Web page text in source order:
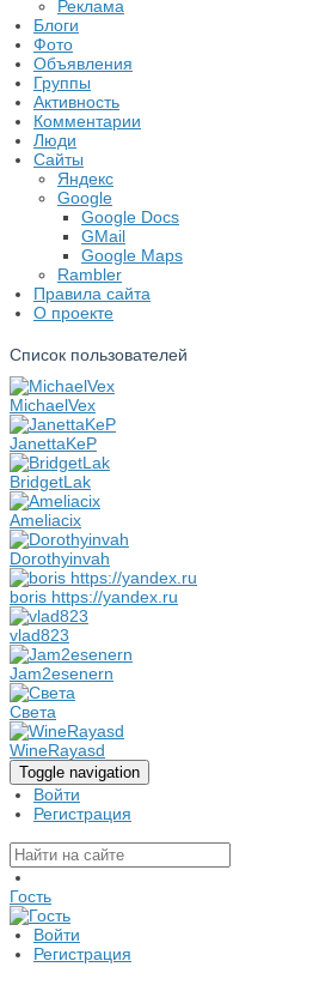
Реклама
Блоги
Фото
Объявления
Группы
Активность
Комментарии
Люди
Сайты
Яндекс
Google
Google Docs
GMail
Google Maps
Rambler
Правила сайта
О проекте
Список пользователей
MichaelVex
JanettaKeP
BridgetLak
Ameliacix
Dorothyinvah
boris https://yandex.ru
vlad823
Jam2esenern
Света
WineRayasd
Toggle navigation
Войти
Регистрация
Гость
Войти
Регистрация